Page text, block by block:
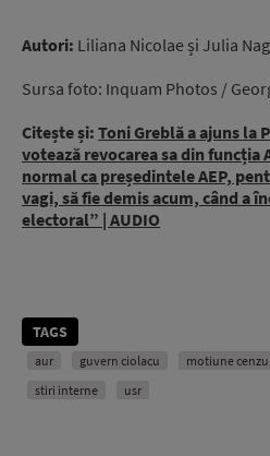
Autori: Liliana Nicolae și Julia
Sursa foto: Inquam Photos /
Citește și: Toni Greblă a ajuns la
votează revocarea sa din funcția
normal ca președintele AEP,
vagi, să fie demis acum, când a
electoral” | AUDIO
TAGS
aur guvern ciolacu motiune
stiri interne
usr